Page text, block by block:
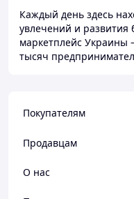
Каждый день здесь
увлечений и
маркетплейс Украины
тысяч
Покупателям
Продавцам
О нас